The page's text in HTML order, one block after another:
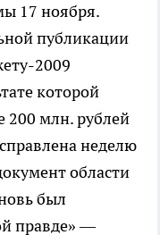
17 ноября.
публикации
2009
которой
200 млн. рублей
неделю
области
был
правде» —